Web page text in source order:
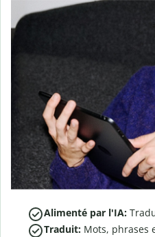
Alimenté par l'IA:
Traduit: Mots, phrases